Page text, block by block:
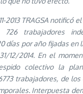
2013 TRAGSA notificó
trabajadores
días por año fijadas en
12/2014. En el
colectivo la
trabajadores, de
Interpuesta